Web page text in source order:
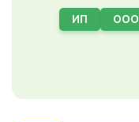
ИП ООО